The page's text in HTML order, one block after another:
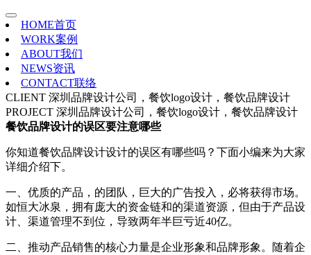
HOME首页
WORK案例
ABOUT我们
NEWS资讯
CONTACT联络
CLIENT 深圳品牌设计公司，餐饮logo设计，餐饮品牌设计
PROJECT 深圳品牌设计公司，餐饮logo设计，餐饮品牌设计
餐饮品牌设计的误区要注意哪些
你知道餐饮品牌设计设计的误区有哪些吗？下面小编来为大家
详细介绍下。
一、优质的产品，的团队，巨大的广告投入，必将获得市场。
如恒大冰泉，拥有庞大的资金链和的渠道资源，但由于产品设
计、渠道管理不到位，导致两年半巨亏近40亿。
二、推动产品销售的核心力量是企业形象和品牌形象。随着企